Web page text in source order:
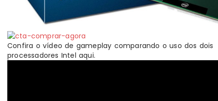
Confira o vídeo de gameplay comparando o uso dos dois
processadores Intel aqui.